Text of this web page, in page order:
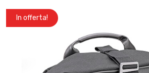
In offerta!